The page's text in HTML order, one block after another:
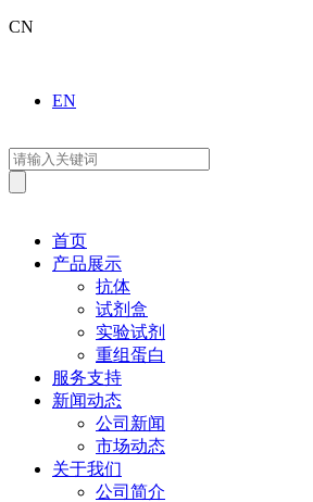
CN
EN
首页
产品展示
抗体
试剂盒
实验试剂
重组蛋白
服务支持
新闻动态
公司新闻
市场动态
关于我们
公司简介